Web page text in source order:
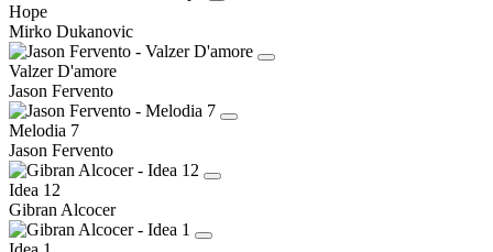
Hope
Mirko Dukanovic
Valzer D'amore
Jason Fervento
Melodia 7
Jason Fervento
Idea 12
Gibran Alcocer